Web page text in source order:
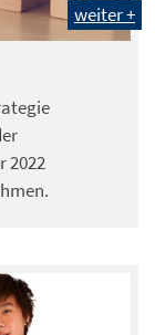
weiter +
2022